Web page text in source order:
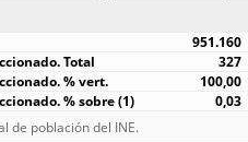
951.160
327
100,00
0,03
de población del INE.